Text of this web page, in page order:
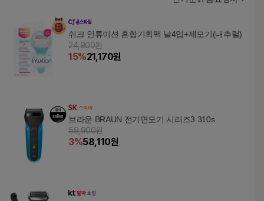
쉬크 인튜이션 혼합기획팩 날4입+제모기(내추럴)
24,900원
15%21,170원
브라운 BRAUN 전기면도기 시리즈3 310s
59,900원
3%58,110원